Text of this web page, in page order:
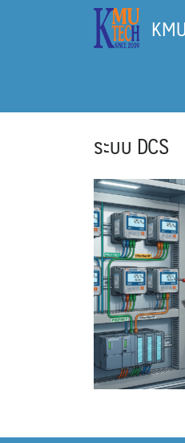
ระบบ DCS